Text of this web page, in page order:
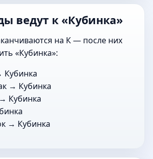
ведут к «Кубинка»
на К — после них
«Кубинка»:
Кубинка
→ Кубинка
→ Кубинка
→ Кубинка